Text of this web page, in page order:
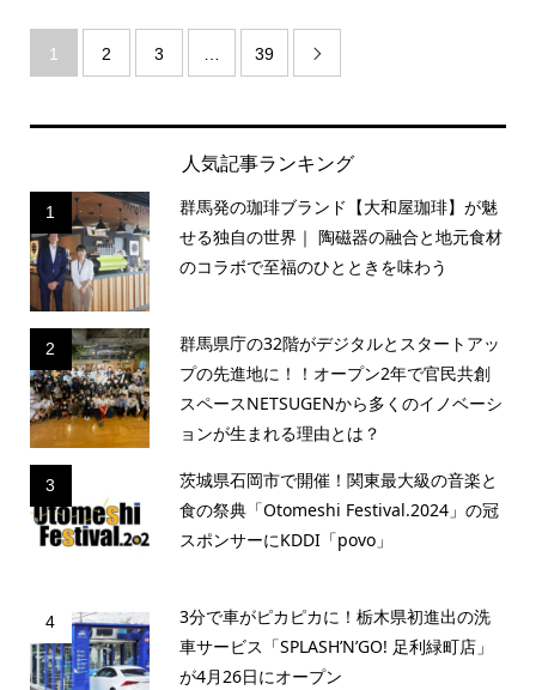
1 2 3 … 39 
人気記事ランキング
1
群馬発の珈琲ブランド【大和屋珈琲】が魅
せる独自の世界｜ 陶磁器の融合と地元食材
のコラボで至福のひとときを味わう
2
群馬県庁の32階がデジタルとスタートアッ
プの先進地に！！オープン2年で官民共創
スペースNETSUGENから多くのイノベーシ
ョンが生まれる理由とは？
3
茨城県石岡市で開催！関東最大級の音楽と
食の祭典「Otomeshi Festival.2024」の冠
スポンサーにKDDI「povo」
4
3分で車がピカピカに！栃木県初進出の洗
車サービス「SPLASH’N’GO! 足利緑町店」
が4月26日にオープン